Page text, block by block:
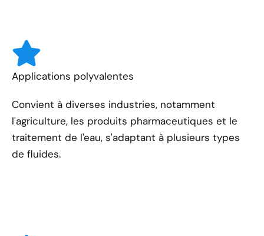
Applications polyvalentes
Convient à diverses industries, notamment
l'agriculture, les produits pharmaceutiques et le
traitement de l'eau, s'adaptant à plusieurs types
de fluides.